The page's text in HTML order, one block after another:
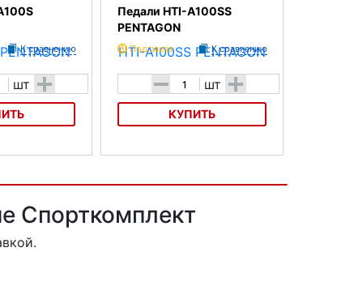
К сравнению
шт +
Педали HTI-A100SS
PENTAGON
Под заказ К сравнению
- шт +
КУПИТЬ
Спорткомплект